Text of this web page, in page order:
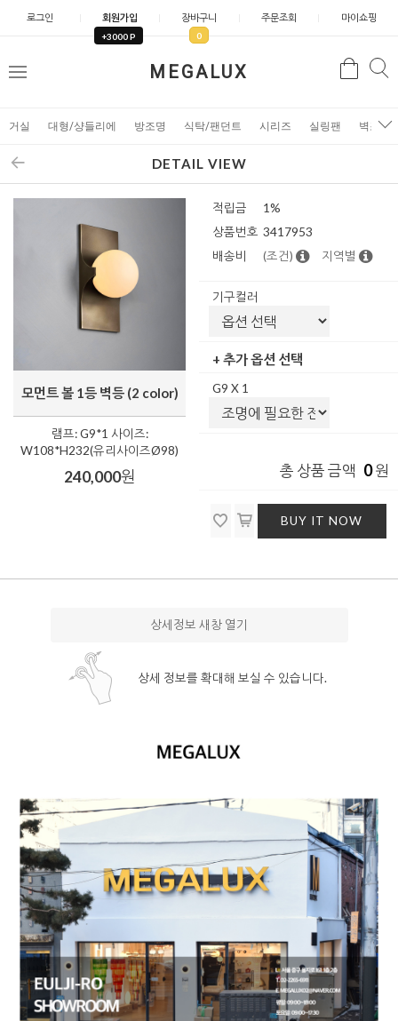
로그인 회원가입
+3000 P
장바구니
0
주문조회 마이쇼핑
MEGALUX
메
검
거실 대형/샹들리에 방조명 식탁/팬던트 시리즈 실링팬 벽조명
DETAIL VIEW
모먼트 볼 1등 벽등 (2 color)
램프: G9*1 사이즈:
W108*H232(유리사이즈Ø98)
240,000원
적립금
1%
상품번호 3417953
배송비
(조건) 지역별
기구컬러
+ 추가 옵션 선택
G9 X 1
총 상품 금액 0원
BUY IT NOW
상세정보 새창 열기
상세 정보를 확대해 보실 수 있습니다.